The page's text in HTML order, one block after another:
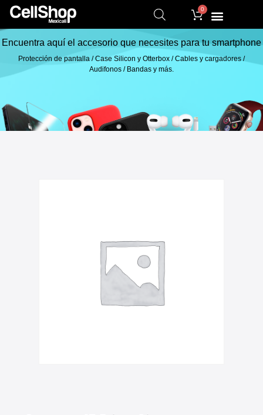
0
Encuentra aquí el accesorio que necesites para tu smartphone
Protección de pantalla / Case Silicon y Otterbox / Cables y cargadores /
Audifonos / Bandas y más.